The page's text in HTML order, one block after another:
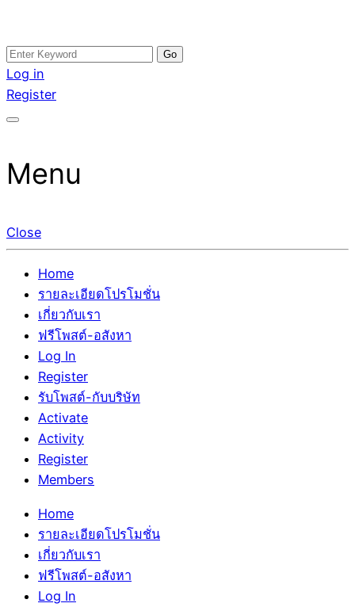
Skip
to
content
อสังหาโพสต์ รีวิวเยอะ รับจ้างโพสต์ขายบ้าน รับจ้างโพสต์อสัง
หา แตกต่างอย่างตั้งใจ รับรองผล อันดับ1 การโพสต์ขายอสังหา
กับทีมงานบริษัท บ้าน ที่ดิน คอนโด ติดGoogleหน้าแรกได้จริงๆ
รับจ้างโพสอสังหา ขายบ้าน อสังหาโพสต์ เชื่อถือได้จริง รับ
โพสต์ ที่ดิน กับทีมงานบริษัท ถูกและดีที่สุด ไม่มีค่านายหน้า
ขายได้จริงๆ ช่วยสร้างโอกาสในการขายได้มากกว่า ที่เดียว ที่
Search
for:
Log in
Register
Menu
Close
Home
รายละเอียดโปรโมชั่น
เกี่ยวกับเรา
ฟรีโพสต์-อสังหา
Log In
Register
รับโพสต์-กับบริษัท
Activate
Activity
Register
Members
Home
รายละเอียดโปรโมชั่น
เกี่ยวกับเรา
ฟรีโพสต์-อสังหา
Log In